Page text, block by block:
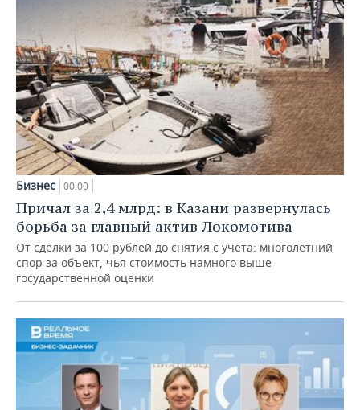
Бизнес 00:00
Причал за 2,4 млрд: в Казани развернулась
борьба за главный актив Локомотива
От сделки за 100 рублей до снятия с учета: многолетний
спор за объект, чья стоимость намного выше
государственной оценки